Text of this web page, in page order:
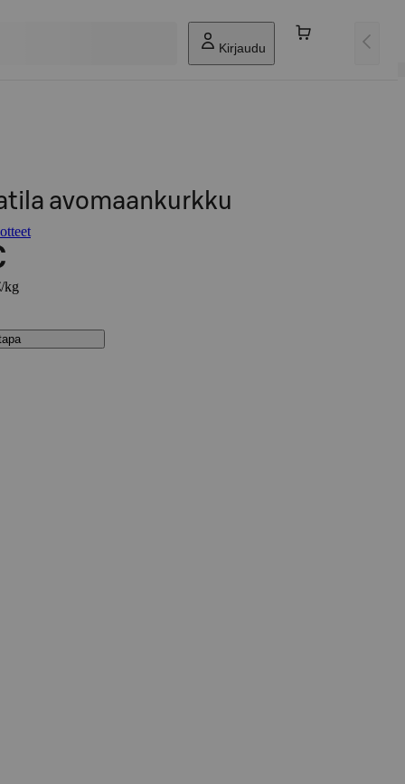
Kirjaudu
avomaankurkku
kg